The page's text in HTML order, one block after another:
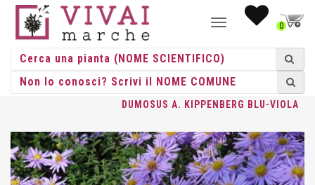
NAVIGAZIONE0
HOME/ERBACEE/ERBACEE PERENNI/ ASTER / ASTER
DUMOSUS A. KIPPENBERG BLU-VIOLA